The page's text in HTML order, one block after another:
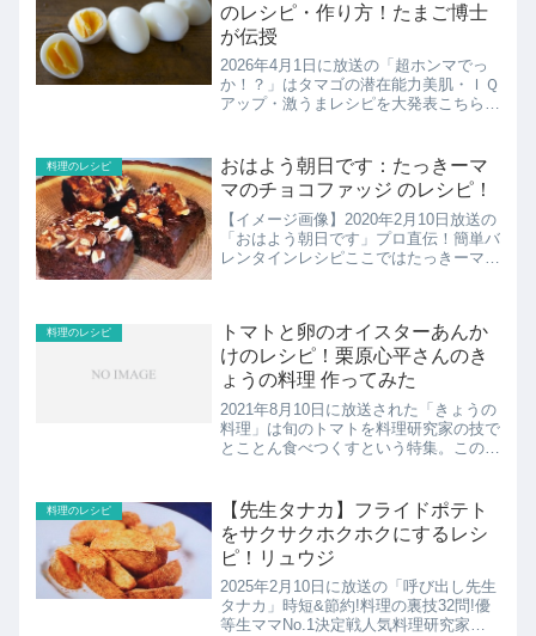
のレシピ・作り方！たまご博士
が伝授
2026年4月1日に放送の「超ホンマでっ
か！？」はタマゴの潜在能力美肌・ＩＱ
アップ・激うまレシピを大発表こちらで
料理のレシピ
おはよう朝日です：たっきーマ
マのチョコファッジ のレシピ！
【イメージ画像】2020年2月10日放送の
「おはよう朝日です」プロ直伝！簡単バ
レンタインレシピここではたっきーママ
料理のレシピ
トマトと卵のオイスターあんか
けのレシピ！栗原心平さんのき
ょうの料理 作ってみた
2021年8月10日に放送された「きょうの
料理」は旬のトマトを料理研究家の技で
とことん食べつくすという特集。この日
と卵のオイスターあんかけのレシピを作
っていました。その...
料理のレシピ
【先生タナカ】フライドポテト
をサクサクホクホクにするレシ
ピ！リュウジ
2025年2月10日に放送の「呼び出し先生
タナカ」時短&節約!料理の裏技32問!優
等生ママNo.1決定戦人気料理研究家リ